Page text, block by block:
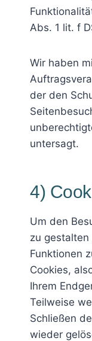
Abs. 1 lit. f
Wir haben
der den
untersagt.
4)
Um den
zu
Funktionen
Cookies,
Ihrem
Teilweise
Schließen
wieder